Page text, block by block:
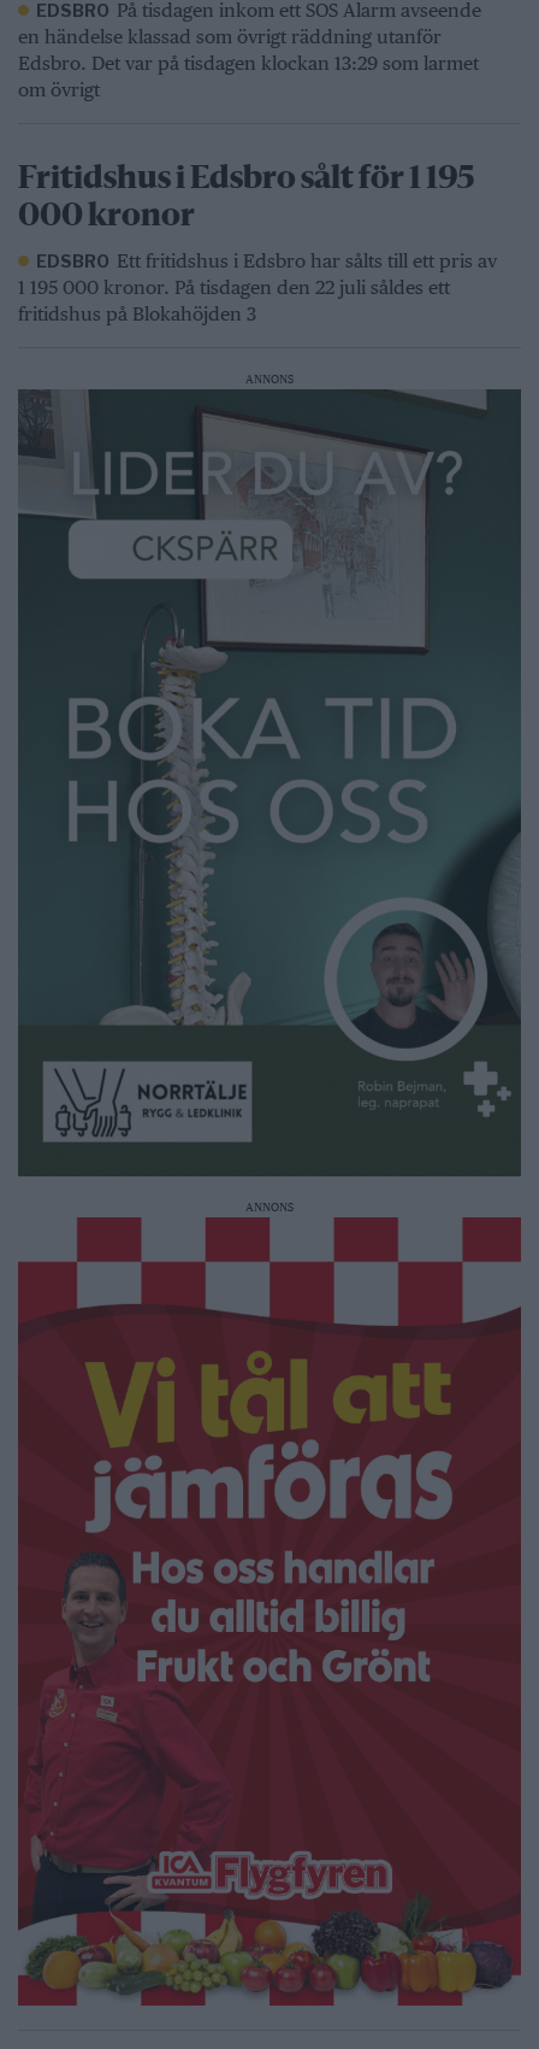
EDSBRO På tisdagen inkom ett SOS Alarm avseende
en händelse klassad som övrigt räddning utanför
Edsbro. Det var på tisdagen klockan 13:29 som larmet
om övrigt
Fritidshus i Edsbro sålt för 1 195
000 kronor
EDSBRO Ett fritidshus i Edsbro har sålts till ett pris av
1 195 000 kronor. På tisdagen den 22 juli såldes ett
fritidshus på Blokahöjden 3
ANNONS
ANNONS